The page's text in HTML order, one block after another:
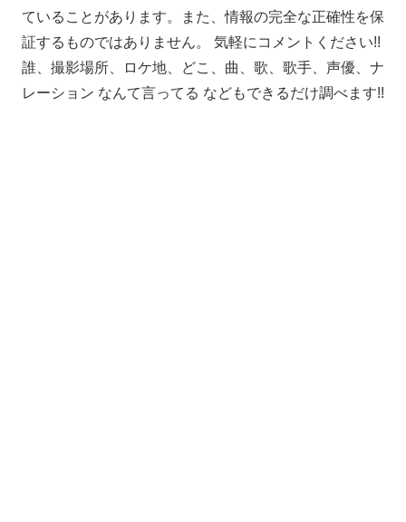
ていることがあります。また、情報の完全な正確性を保
証するものではありません。 気軽にコメントください!!
誰、撮影場所、ロケ地、どこ、曲、歌、歌手、声優、ナ
レーション なんて言ってる などもできるだけ調べます!!